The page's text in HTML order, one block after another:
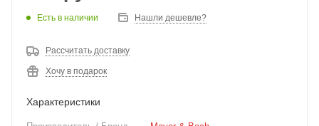
Есть в наличии Нашли дешевле?
Рассчитать доставку
Хочу в подарок
Характеристики